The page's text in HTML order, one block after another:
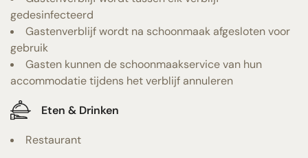
gedesinfecteerd
Gastenverblijf wordt na schoonmaak afgesloten voor
gebruik
Gasten kunnen de schoonmaakservice van hun
accommodatie tijdens het verblijf annuleren
Eten & Drinken
Restaurant